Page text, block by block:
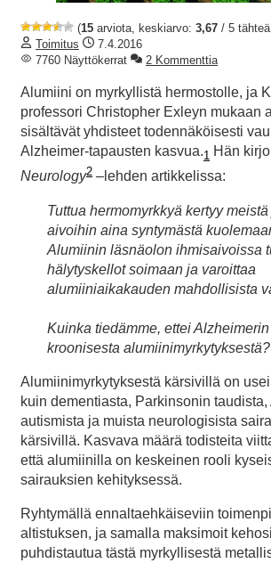
(15 arviota, keskiarvo: 3,67 / 5
Toimitus
7.4.2016
7760 Näyttökerrat
2 Kommenttia
Alumiini on myrkyllistä hermostolle, ja
professori Christopher Exleyn mukaan
sisältävät yhdisteet todennäköisesti
Alzheimer-tapausten kasvua.1 Hän
Neurology2 –lehden artikkelissa:
Tuttua hermomyrkkyä kertyy
aivoihin aina syntymästä
Alumiinin läsnäolon ihmisaivoissa
hälytyskellot soimaan ja varoittaa
alumiiniaikakauden mahdollisista
Kuinka tiedämme, ettei
kroonisesta
Alumiinimyrkytyksestä kärsivillä on
kuin dementiasta, Parkinsonin taudista,
autismista ja muista neurologisista
kärsivillä. Kasvava määrä todisteita
että alumiinilla on keskeinen rooli
sairauksien kehityksessä.
Ryhtymällä ennaltaehkäiseviin
altistuksen, ja samalla maksimoit
puhdistautua tästä myrkyllisestä